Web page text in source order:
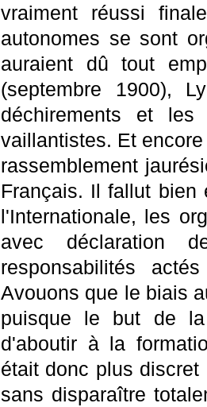
vraiment réussi
autonomes se sont
auraient dû tout
(septembre 1900),
déchirements et les
vaillantistes. Et
rassemblement
Français. Il fallut
l'Internationale, les
avec déclaration
responsabilités
Avouons que le biais
puisque le but de
d'aboutir à la
était donc plus
sans disparaître